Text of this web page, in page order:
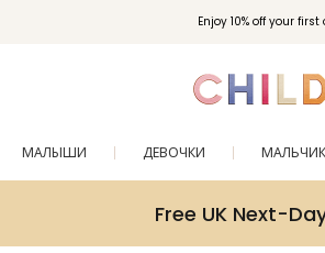
Enjoy 10% off your
МАЛЫШИ ДЕВОЧКИ
Free UK Next-